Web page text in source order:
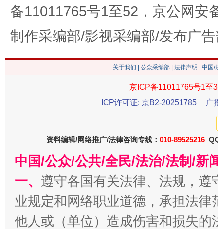
揭批美国五大"原罪" "炒
备11011765号1至52，京公网安
制作采编部/影视采编部/发布广
关于我们 公众采编部 法律声明 | 中国
京ICP备11011765号1至
ICP许可证: 京B2-20251785
广
资料编辑/网络推广/法律咨询专线： 010-89525216
中国/公众/公共/全民/法治/法制/新
一、 遵守各国有关法律、法规，
业规定和网络职业道德，承担法
他人或（单位）造成伤害和损失